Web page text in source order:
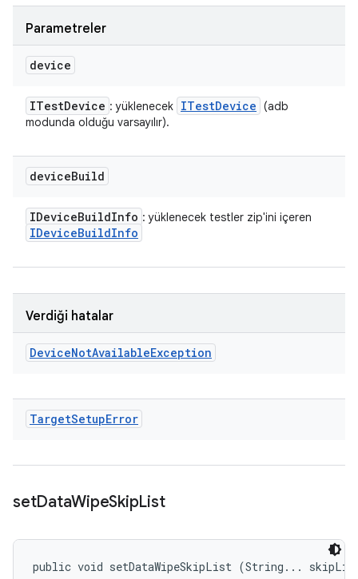
Parametreler
device
ITestDevice : yüklenecek ITestDevice (adb
modunda olduğu varsayılır).
deviceBuild
IDeviceBuildInfo : yüklenecek testler zip'ini içeren
IDeviceBuildInfo
Verdiği hatalar
DeviceNotAvailableException
TargetSetupError
setDataWipeSkipList
public void setDataWipeSkipList (String...